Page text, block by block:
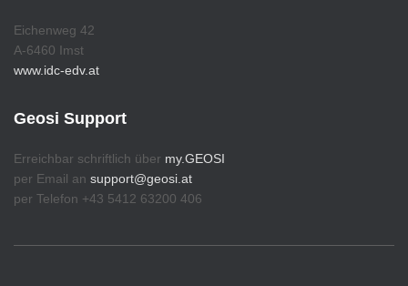
Eichenweg 42
A-6460 Imst
www.idc-edv.at
Geosi Support
Erreichbar schriftlich über my.GEOSI
per Email an support@geosi.at
per Telefon +43 5412 63200 406